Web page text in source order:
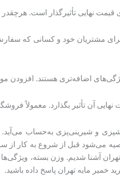
تأثیرگذار است. هرچقدر وزن محصول
مشتریان خود و کسانی که
اضافه‌تری هستند. افزودن
نهایی آن تأثیر بگذارد. معمولاً
و شیرینی‌پزی به‌حساب
قبل از شروع به کار از
آشنا شدیم. وزن بسته،
خمیر مایه تهران پاسخ داده باشید.